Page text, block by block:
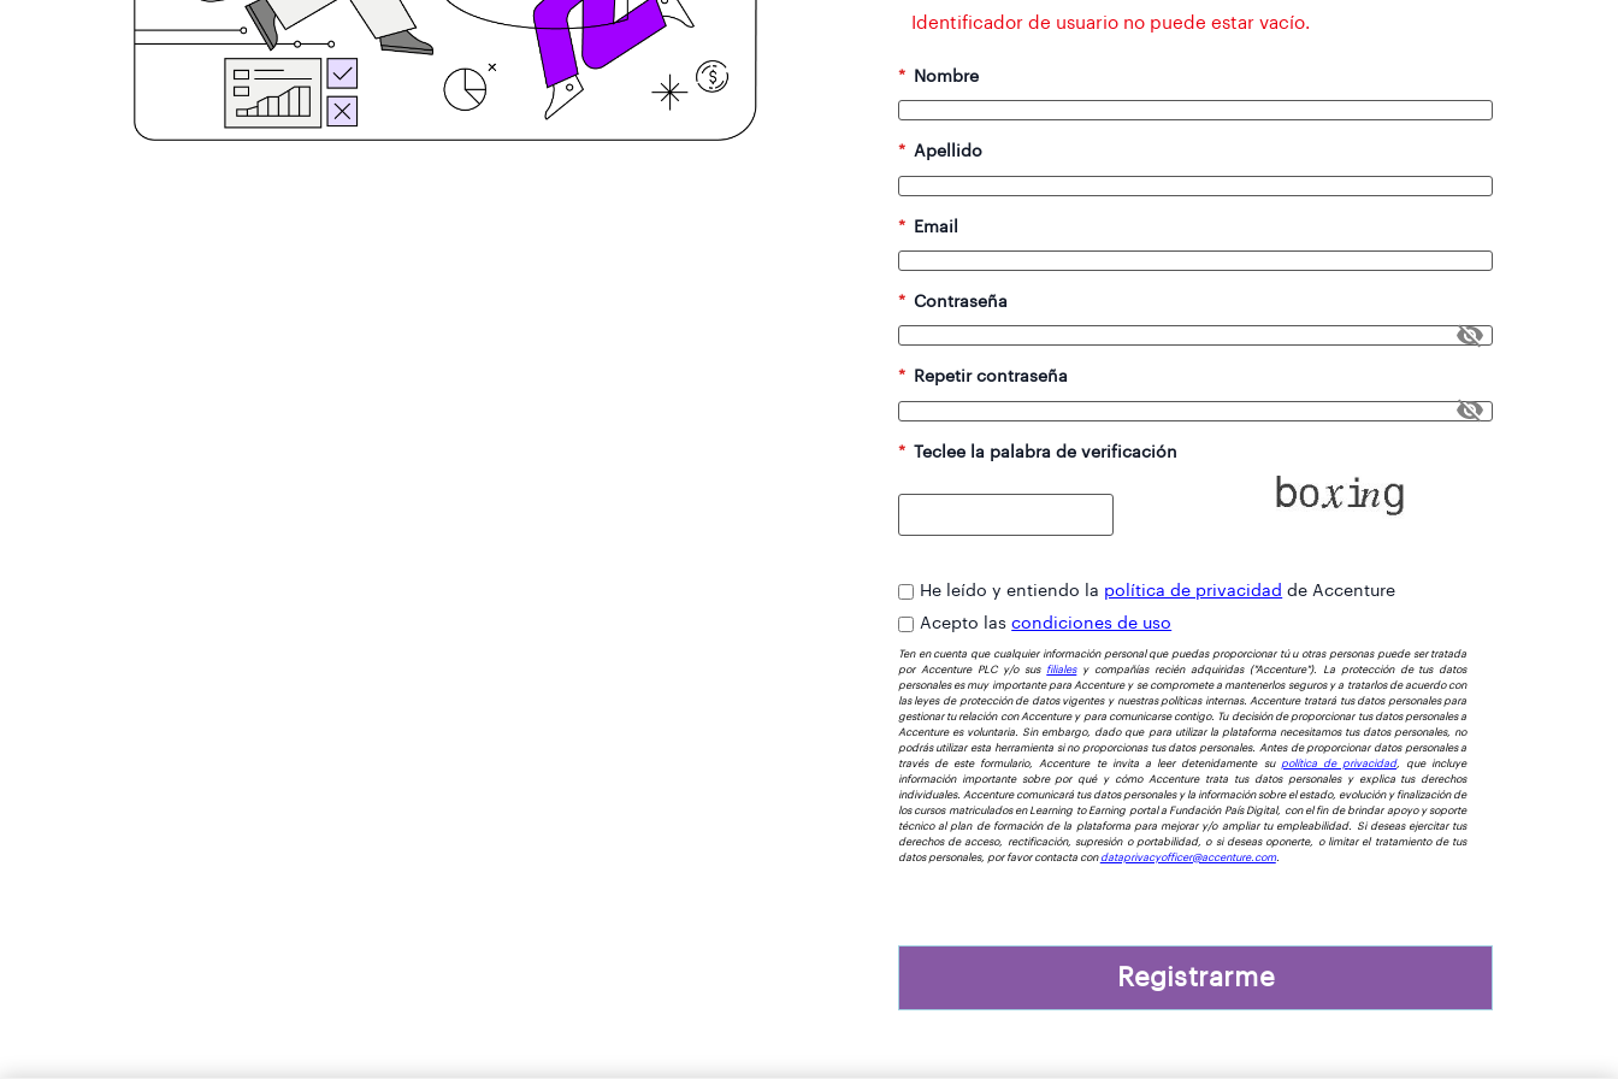
Identificador de usuario no puede estar vacío.
* Nombre
* Apellido
* Email
* Contraseña
* Repetir contraseña
* Teclee la palabra de verificación
He leído y entiendo la política de privacidad de Accenture
Acepto lascondiciones de uso
Ten en cuenta que cualquier información personal que puedas proporcionar tú u otras personas puede ser tratada
por Accenture PLC y/o sus filialesy compañías recién adquiridas ("Accenture"). La protección de tus datos
personales es muy importante para Accenture y se compromete a mantenerlos seguros y a tratarlos de acuerdo con
las leyes de protección de datos vigentes y nuestras políticas internas. Accenture tratará tus datos personales para
gestionar tu relación con Accenture y para comunicarse contigo. Tu decisión de proporcionar tus datos personales a
Accenture es voluntaria. Sin embargo, dado que para utilizar la plataforma necesitamos tus datos personales, no
podrás utilizar esta herramienta si no proporcionas tus datos personales. Antes de proporcionar datos personales a
través de este formulario, Accenture te invita a leer detenidamente su política de privacidad, que incluye
información importante sobre por qué y cómo Accenture trata tus datos personales y explica tus derechos
individuales. Accenture comunicará tus datos personales y la información sobre el estado, evolución y finalización de
los cursos matriculados en Learning to Earning portal a Fundación País Digital, con el fin de brindar apoyo y soporte
técnico al plan de formación de la plataforma para mejorar y/o ampliar tu empleabilidad. Si deseas ejercitar tus
derechos de acceso, rectificación, supresión o portabilidad, o si deseas oponerte, o limitar el tratamiento de tus
datos personales, por favor contacta con dataprivacyofficer@accenture.com.